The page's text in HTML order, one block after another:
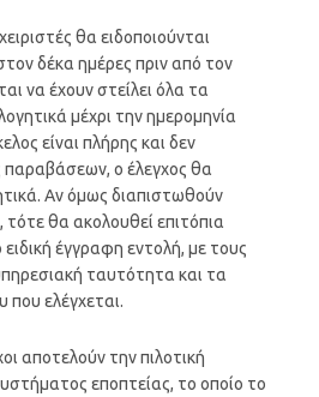
θα ειδοποιούνται
δέκα ημέρες πριν από τον
να έχουν στείλει όλα τα
μέχρι την ημερομηνία
είναι πλήρης και δεν
παραβάσεων, ο έλεγχος θα
Αν όμως διαπιστωθούν
τότε θα ακολουθεί επιτόπια
έγγραφη εντολή, με τους
ταυτότητα και τα
που ελέγχεται.
αποτελούν την πιλοτική
εποπτείας, το οποίο το